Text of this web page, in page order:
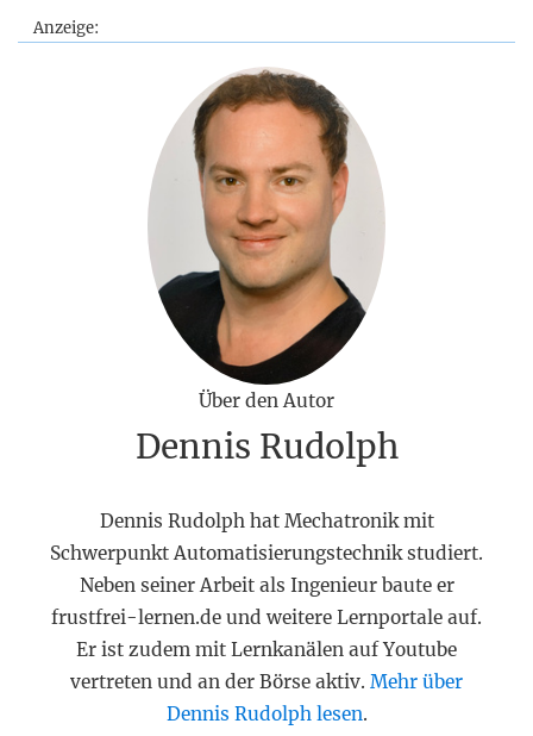
Anzeige:
Über den Autor
Dennis Rudolph
Dennis Rudolph hat Mechatronik mit
Schwerpunkt Automatisierungstechnik studiert.
Neben seiner Arbeit als Ingenieur baute er
frustfrei-lernen.de und weitere Lernportale auf.
Er ist zudem mit Lernkanälen auf Youtube
vertreten und an der Börse aktiv. Mehr über
Dennis Rudolph lesen.